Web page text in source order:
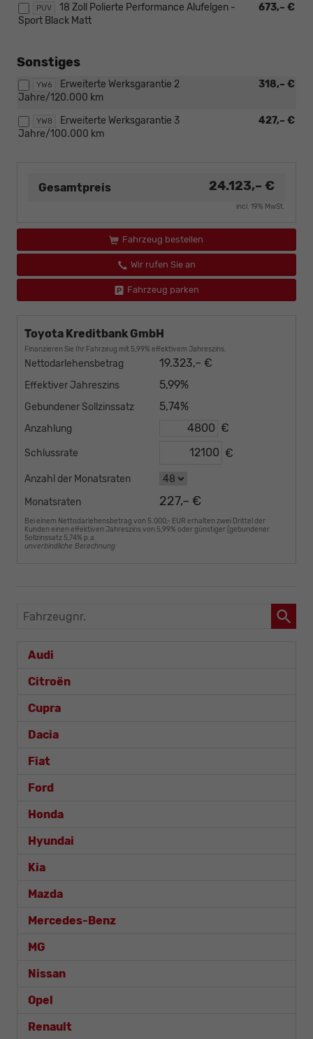
PUV 673,– €
18 Zoll Polierte Performance Alufelgen -
Sport Black Matt
Sonstiges
YW6 318,– €
Erweiterte Werksgarantie 2
Jahre/120.000 km
YW8 427,– €
Erweiterte Werksgarantie 3
Jahre/100.000 km
Gesamtpreis 24.123,– €
incl. 19% MwSt.
Fahrzeug bestellen
Wir rufen Sie an
Fahrzeug parken
Toyota Kreditbank GmbH
Finanzieren Sie Ihr Fahrzeug mit 5,99% effektivem Jahreszins.
Nettodarlehensbetrag 19.323,– €
Effektiver Jahreszins 5,99%
Gebundener Sollzinssatz 5,74%
Anzahlung €
Schlussrate €
Anzahl der Monatsraten
Monatsraten
227,– €
Bei einem Nettodarlehensbetrag von 5.000,- EUR erhalten zwei Drittel der
Kunden einen effektiven Jahreszins von 5,99% oder günstiger (gebundener
Sollzinssatz 5,74% p.a.
unverbindliche Berechnung
Fahrzeugnr.
Audi
Citroën
Cupra
Dacia
Fiat
Ford
Honda
Hyundai
Kia
Mazda
Mercedes-Benz
MG
Nissan
Opel
Renault